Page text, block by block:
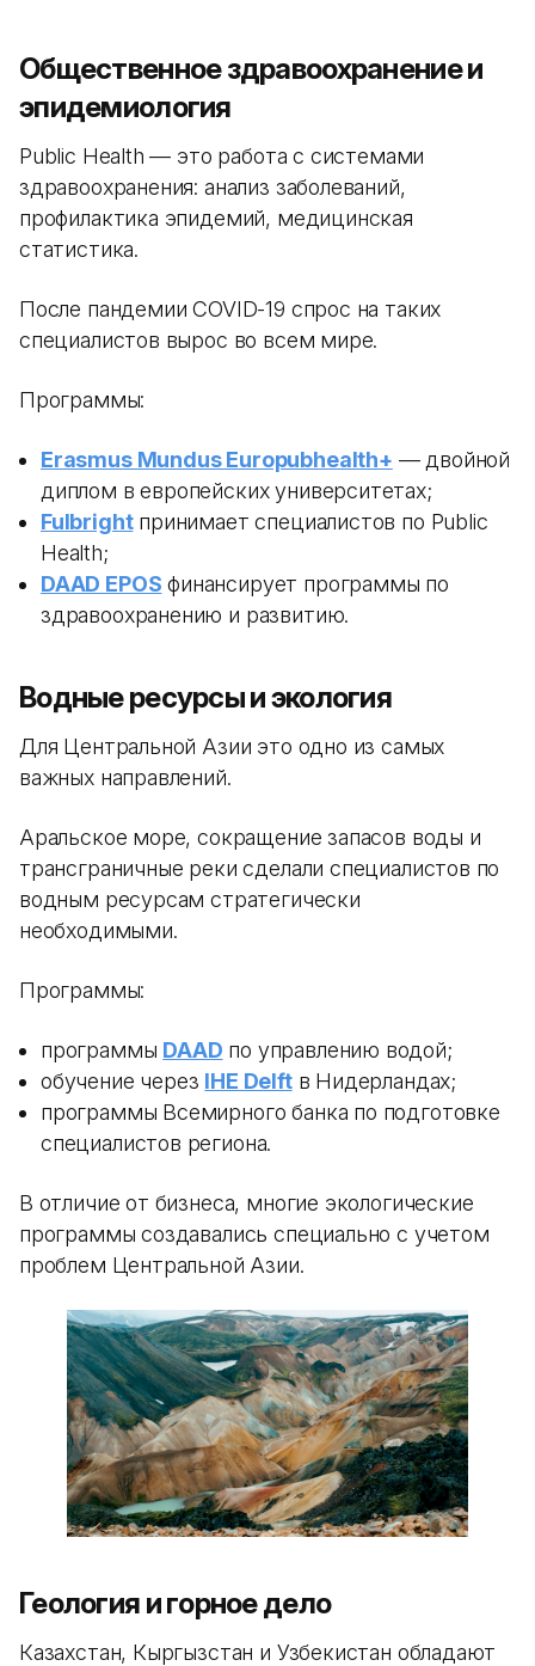
Общественное здравоохранение и
эпидемиология
Public Health — это работа с системами
здравоохранения: анализ заболеваний,
профилактика эпидемий, медицинская
статистика.
После пандемии COVID-19 спрос на таких
специалистов вырос во всем мире.
Программы:
Erasmus Mundus Europubhealth+ — двойной
диплом в европейских университетах;
Fulbrightпринимает специалистов по Public
Health;
DAAD EPOS финансирует программы по
здравоохранению и развитию.
Водные ресурсы и экология
Для Центральной Азии это одно из самых
важных направлений.
Аральское море, сокращение запасов воды и
трансграничные реки сделали специалистов по
водным ресурсам стратегически
необходимыми.
Программы:
программы DAAD по управлению водой;
обучение через IHE Delftв Нидерландах;
программы Всемирного банка по подготовке
специалистов региона.
В отличие от бизнеса, многие экологические
программы создавались специально с учетом
проблем Центральной Азии.
Геология и горное дело
Казахстан, Кыргызстан и Узбекистан обладают